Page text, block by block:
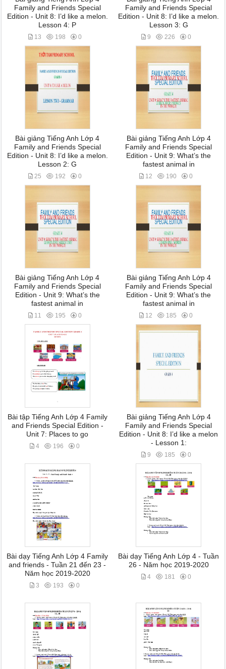
Family and Friends Special
Edition - Unit 8: I’d like a melon.
Lesson 4: P
13 198 0
Family and Friends Special
Edition - Unit 8: I’d like a melon.
Lesson 3: G
9 226 0
Bài giảng Tiếng Anh Lớp 4
Family and Friends Special
Edition - Unit 8: I’d like a melon.
Lesson 2: G
25 192 0
Bài giảng Tiếng Anh Lớp 4
Family and Friends Special
Edition - Unit 9: What’s the
fastest animal in
12 190 0
Bài giảng Tiếng Anh Lớp 4
Family and Friends Special
Edition - Unit 9: What’s the
fastest animal in
11 195 0
Bài giảng Tiếng Anh Lớp 4
Family and Friends Special
Edition - Unit 9: What’s the
fastest animal in
12 185 0
Bài tập Tiếng Anh Lớp 4 Family
and Friends Special Edition -
Unit 7: Places to go
4 196 0
Bài giảng Tiếng Anh Lớp 4
Family and Friends Special
Edition - Unit 8: I’d like a melon
- Lesson 1:
9 185 0
Bài dạy Tiếng Anh Lớp 4 Family
and friends - Tuần 21 đến 23 -
Năm học 2019-2020
3 193 0
Bài dạy Tiếng Anh Lớp 4 - Tuần
26 - Năm học 2019-2020
4 181 0